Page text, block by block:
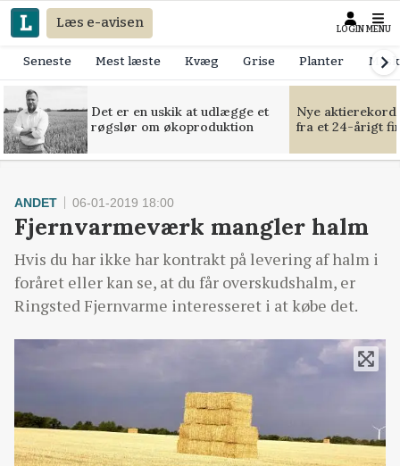
Læs e-avisen LOGIN MENU
Seneste Mest læste Kvæg Grise Planter
Det er en uskik at udlægge et
røgslør om økoproduktion
Nye
fra et 24-årigt
ANDET 06-01-2019 18:00
Fjernvarmeværk mangler halm
Hvis du har ikke har kontrakt på levering af halm i
foråret eller kan se, at du får overskudshalm, er
Ringsted Fjernvarme interesseret i at købe det.